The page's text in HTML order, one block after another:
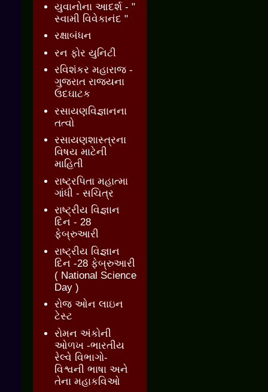
યુવાનોના આદર્શ - "
સ્વામી વિવેકાનંદ "
રક્ષાબંધન
રન ફોર યુનિટી
રવિશંકર મહારાજ -
ગુજરાત રાજ્યના
ઉદઘાટક
રસાયણવિજ્ઞાનના
તત્વો
રસાયણશાસ્ત્રના
વિષય માટેની
માહિતી
રાષ્ટ્રપિતા મહાત્મા
ગાંધી - સચિત્ર
રાષ્ટ્રીય વિજ્ઞાન
દિન - 28
ફેબ્રુઆરી
રાષ્ટ્રીય વિજ્ઞાન
દિન -28 ફેબ્રુઆરી
( National Science
Day )
રોજ ઓન લાઇન
ટેસ્ટ
રોમન અંકોની
ઓળખ -ભારતીય
રેલ્વે વિભાગો-
વિશ્વની ભાષા અને
તેના મહાકવિઓ